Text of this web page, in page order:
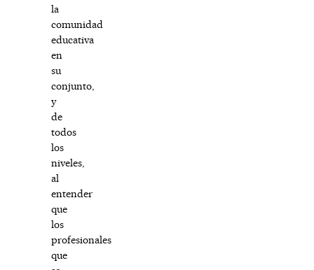
la
comunidad
educativa
en
su
conjunto,
y
de
todos
los
niveles,
al
entender
que
los
profesionales
que